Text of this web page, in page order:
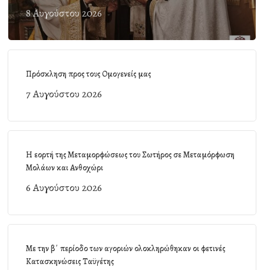
8 Αυγούστου 2026
Πρόσκληση προς τους Ομογενείς μας
7 Αυγούστου 2026
Η εορτή της Μεταμορφώσεως του Σωτήρος σε Μεταμόρφωση
Μολάων και Ανθοχώρι
6 Αυγούστου 2026
Με την β΄ περίοδο των αγοριών ολοκληρώθηκαν οι φετινές
Κατασκηνώσεις Ταϋγέτης